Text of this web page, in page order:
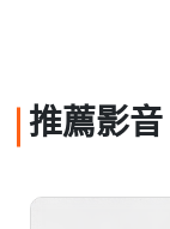
推薦影音